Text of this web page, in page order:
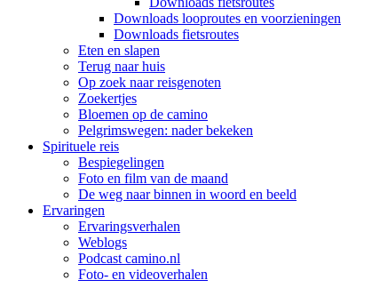
Downloads looproutes en voorzieningen
Downloads fietsroutes
Eten en slapen
Terug naar huis
Op zoek naar reisgenoten
Zoekertjes
Bloemen op de camino
Pelgrimswegen: nader bekeken
Spirituele reis
Bespiegelingen
Foto en film van de maand
De weg naar binnen in woord en beeld
Ervaringen
Ervaringsverhalen
Weblogs
Podcast camino.nl
Foto- en videoverhalen